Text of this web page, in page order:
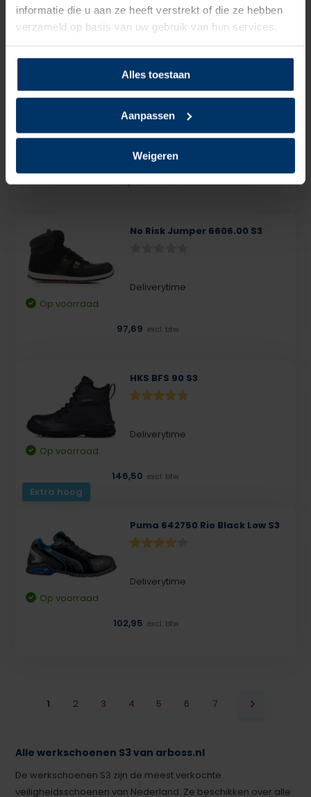
informatie die u aan ze heeft verstrekt of die ze hebben
verzameld op basis van uw gebruik van hun services.
Alles toestaan
Aanpassen
Weigeren
Op voorraad
105,95 excl. btw
Deliverytime
98,50 excl. btw
No Risk Jumper 6606.00 S3
Deliverytime
Op voorraad
97,69 excl. btw
Extra hoog
HKS BFS 90 S3
Deliverytime
Op voorraad
146,50 excl. btw
Puma 642750 Rio Black Low S3
Deliverytime
Op voorraad
102,95 excl. btw
1 2 3 4 5 6 7
Alle werkschoenen S3 van arboss.nl
De werkschoenen S3 zijn de meest verkochte
veiligheidsschoenen van Nederland. Ze beschikken over alle